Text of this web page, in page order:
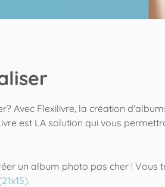
Avec Flexilivre, la création
est LA solution qui vous
un album photo pas cher !